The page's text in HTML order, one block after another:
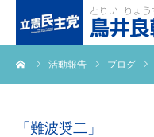
活動報告 ブログ
「難波奨二」
トップページ